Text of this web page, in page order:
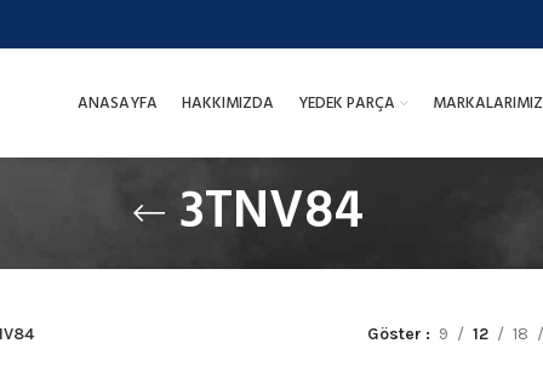
ANASAYFA HAKKIMIZDA YEDEK PARÇA MARKALARIMIZ
3TNV84
Göster 9 12 18